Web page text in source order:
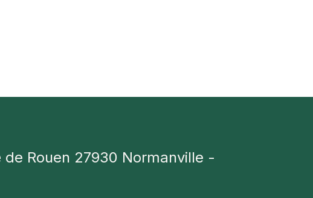
Rouen 27930 Normanville -